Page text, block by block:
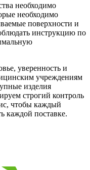
необходимо
необходимо
поверхности и
инструкцию по
уверенность и
учреждениям
изделия
строгий контроль
чтобы каждый
каждой поставке.